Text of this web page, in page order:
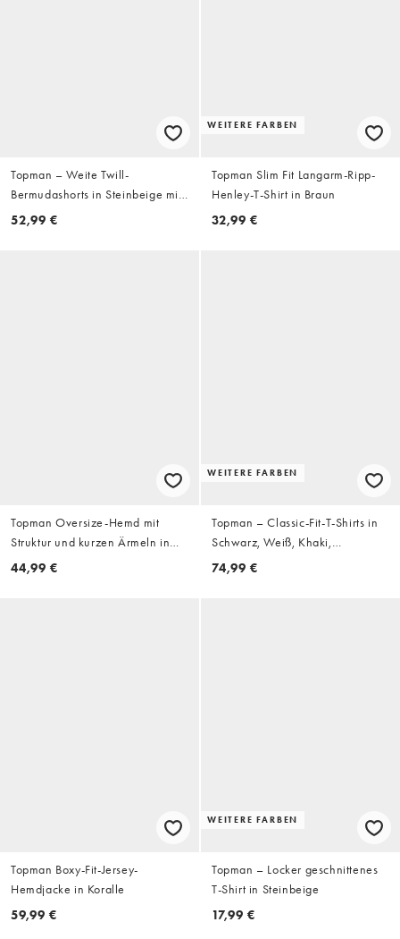
Topman – Weite Twill-
Bermudashorts in Steinbeige mit
auffälligen Faltendetails
52,99 €
WEITERE FARBEN
Topman Slim Fit Langarm-Ripp-
Henley-T-Shirt in Braun
32,99 €
Topman Oversize-Hemd mit
Struktur und kurzen Ärmeln in
verwaschenem Flieder
44,99 €
WEITERE FARBEN
Topman – Classic-Fit-T-Shirts in
Schwarz, Weiß, Khaki,
Marineblau und Steinbeige, 5er-
74,99 €
Topman Boxy-Fit-Jersey-
Hemdjacke in Koralle
59,99 €
WEITERE FARBEN
Topman – Locker geschnittenes
T-Shirt in Steinbeige
17,99 €